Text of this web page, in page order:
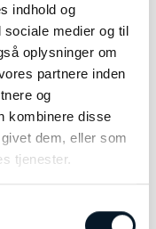
indhold og
medier og til
oplysninger om
partnere inden
og
kombinere disse
dem, eller som
tjenester.